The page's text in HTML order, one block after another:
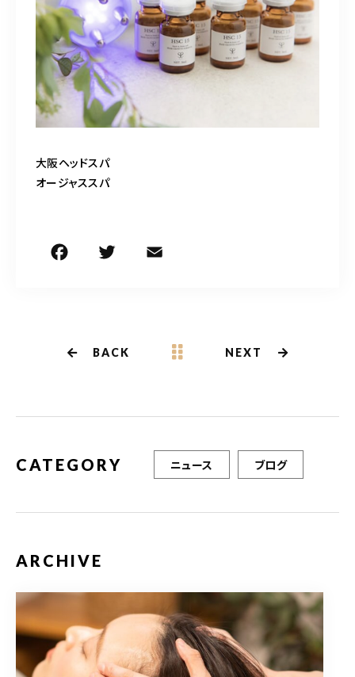
大阪ヘッドスパ
オージャススパ
b r
BACK NEXT
CATEGORY ニュース ブログ
ARCHIVE